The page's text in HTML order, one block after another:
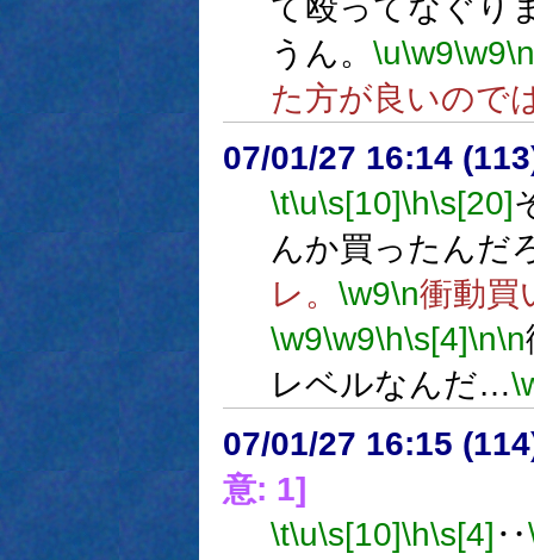
て殴ってなぐり
うん。 \u\w9\w9\n
た方が良いので
07/01/27 16:14
\t\u\s[10]\h\s[20]
んか買ったんだ
レ。 \w9\n衝動買
\w9\w9\h\s[4]\n\n
レベルなんだ…
07/01/27 16:15
意: 1]
\t\u\s[10]\h\s[4] ‥